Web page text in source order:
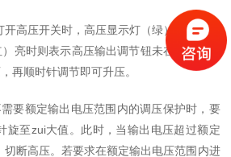
高压开关时，高压显示灯（绿）不亮，且
亮时则表示高压输出调节钮未在零位，请
再顺时针调节即可升压。
要额定输出电压范围内的调压保护时，要
旋至zui大值。此时，当输出电压超过额定
断高压。若要求在额定输出电压范围内进